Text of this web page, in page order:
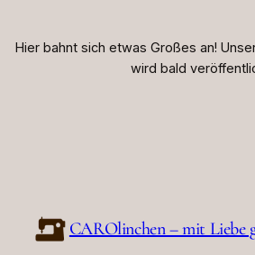
Hier bahnt sich etwas Großes an!
wird bald
CAROlinchen – mit Liebe